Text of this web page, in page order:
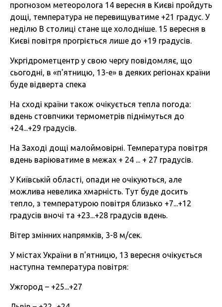
прогнозом метеоролога 14 вересня в Києві пройдуть
дощі, температура не перевищуватиме +21 градус. У
неділю В столиці стане ще холодніше. 15 вересня в
Києві повітря прогріється лише до +19 градусів.
Укргідрометцентр у свою чергу повідомляє, що
сьогодні, в «п'ятницю, 13-е» в деяких регіонах країни
буде відверта спека
На сході країни також очікується тепла погода:
вдень стовпчики термометрів піднімуться до
+24...+29 градусів.
На Заході дощі малоймовірні. Температура повітря
вдень варіюватиме в межах + 24 ... + 27 градусів.
У Київській області, опади не очікуються, але
можлива невелика хмарність. Тут буде досить
тепло, з температурою повітря близько +7...+12
градусів вночі та +23...+28 градусів вдень.
Вітер змінних напрямків, 3-8 м/сек.
У містах України в п'ятницю, 13 вересня очікується
наступна температура повітря:
Ужгород – +25...+27